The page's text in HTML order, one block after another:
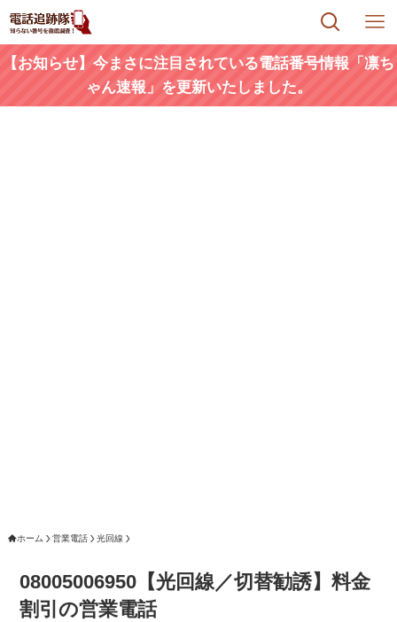
【お知らせ】今まさに注目されている電話番号情報「凛ち
ゃん速報」を更新いたしました。
ホーム 営業電話 光回線
08005006950【光回線／切替勧誘】料金
割引の営業電話